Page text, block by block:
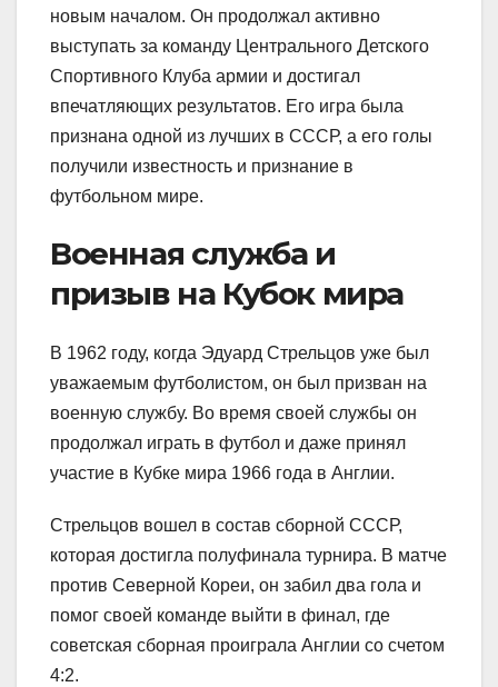
новым началом. Он продолжал активно
выступать за команду Центрального Детского
Спортивного Клуба армии и достигал
впечатляющих результатов. Его игра была
признана одной из лучших в СССР, а его голы
получили известность и признание в
футбольном мире.
Военная служба и
призыв на Кубок мира
В 1962 году, когда Эдуард Стрельцов уже был
уважаемым футболистом, он был призван на
военную службу. Во время своей службы он
продолжал играть в футбол и даже принял
участие в Кубке мира 1966 года в Англии.
Стрельцов вошел в состав сборной СССР,
которая достигла полуфинала турнира. В матче
против Северной Кореи, он забил два гола и
помог своей команде выйти в финал, где
советская сборная проиграла Англии со счетом
4:2.